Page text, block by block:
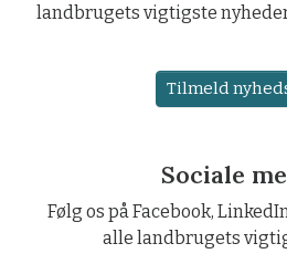
landbrugets vigtigste
Tilmeld
Sociale
Følg os på Facebook,
alle landbrugets